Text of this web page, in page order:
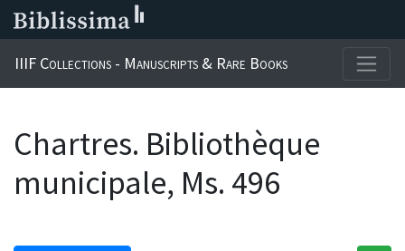
IIIF Collections - Manuscripts & Rare Books
Chartres. Bibliothèque
municipale, Ms. 496